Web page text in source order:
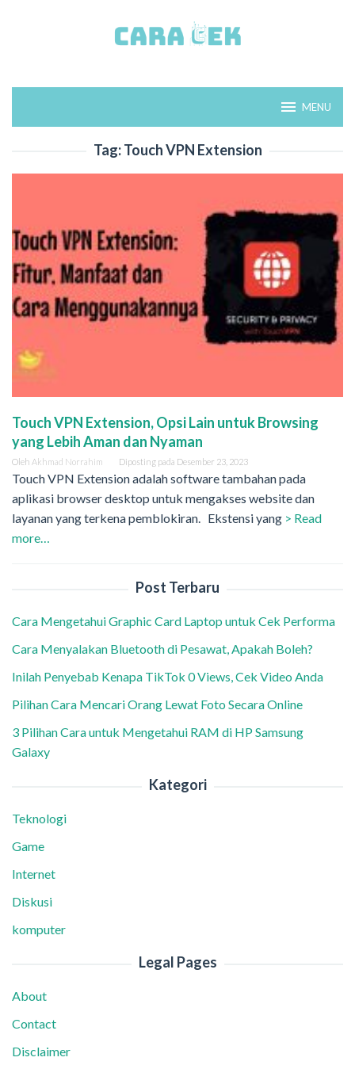
MENU
Tag:Touch VPN Extension
Touch VPN Extension, Opsi Lain untuk Browsing
yang Lebih Aman dan Nyaman
Oleh Akhmad Norrahim Diposting pada Desember 23, 2023
Touch VPN Extension adalah software tambahan pada
aplikasi browser desktop untuk mengakses website dan
layanan yang terkena pemblokiran. Ekstensi yang > Read
more…
Post Terbaru
Cara Mengetahui Graphic Card Laptop untuk Cek Performa
Cara Menyalakan Bluetooth di Pesawat, Apakah Boleh?
Inilah Penyebab Kenapa TikTok 0 Views, Cek Video Anda
Pilihan Cara Mencari Orang Lewat Foto Secara Online
3 Pilihan Cara untuk Mengetahui RAM di HP Samsung
Galaxy
Kategori
Teknologi
Game
Internet
Diskusi
komputer
Legal Pages
About
Contact
Disclaimer